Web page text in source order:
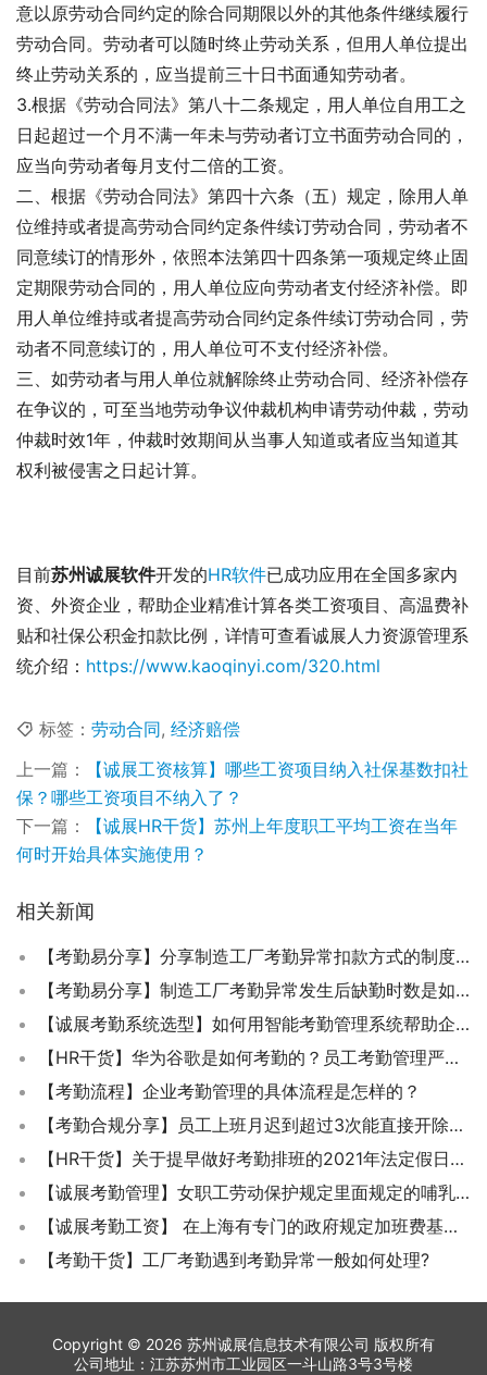
意以原劳动合同约定的除合同期限以外的其他条件继续履行
劳动合同。劳动者可以随时终止劳动关系，但用人单位提出
终止劳动关系的，应当提前三十日书面通知劳动者。
3.根据《劳动合同法》第八十二条规定，用人单位自用工之
日起超过一个月不满一年未与劳动者订立书面劳动合同的，
应当向劳动者每月支付二倍的工资。
二、根据《劳动合同法》第四十六条（五）规定，除用人单
位维持或者提高劳动合同约定条件续订劳动合同，劳动者不
同意续订的情形外，依照本法第四十四条第一项规定终止固
定期限劳动合同的，用人单位应向劳动者支付经济补偿。即
用人单位维持或者提高劳动合同约定条件续订劳动合同，劳
动者不同意续订的，用人单位可不支付经济补偿。
三、如劳动者与用人单位就解除终止劳动合同、经济补偿存
在争议的，可至当地劳动争议仲裁机构申请劳动仲裁，劳动
仲裁时效1年，仲裁时效期间从当事人知道或者应当知道其
权利被侵害之日起计算。
目前苏州诚展软件开发的HR软件已成功应用在全国多家内
资、外资企业，帮助企业精准计算各类工资项目、高温费补
贴和社保公积金扣款比例，详情可查看诚展人力资源管理系
统介绍： https://www.kaoqinyi.com/320.html
标签： 劳动合同, 经济赔偿
上一篇：
【诚展工资核算】哪些工资项目纳入社保基数扣社
保？哪些工资项目不纳入了？
下一篇：
【诚展HR干货】苏州上年度职工平均工资在当年
何时开始具体实施使用？
相关新闻
【考勤易分享】分享制造工厂考勤异常扣款方式的制度规定
【考勤易分享】制造工厂考勤异常发生后缺勤时数是如何计算的？
【诚展考勤系统选型】如何用智能考勤管理系统帮助企业节省成本、提高效率？
【HR干货】华为谷歌是如何考勤的？员工考勤管理严格好还是人性化好？
【考勤流程】企业考勤管理的具体流程是怎样的？
【考勤合规分享】员工上班月迟到超过3次能直接开除吗？
【HR干货】关于提早做好考勤排班的2021年法定假日休假安排
【诚展考勤管理】女职工劳动保护规定里面规定的哺乳往返途中的时间怎么理解？
【诚展考勤工资】 在上海有专门的政府规定加班费基数的计算方法吗？
【考勤干货】工厂考勤遇到考勤异常一般如何处理?
Copyright © 2026 苏州诚展信息技术有限公司 版权所有
公司地址：江苏苏州市工业园区一斗山路3号3号楼